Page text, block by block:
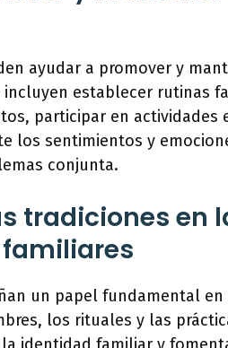
ayudar a promover y
establecer rutinas
participar en actividades
los sentimientos y
conjunta.
tradiciones en
un papel fundamental
los rituales y las